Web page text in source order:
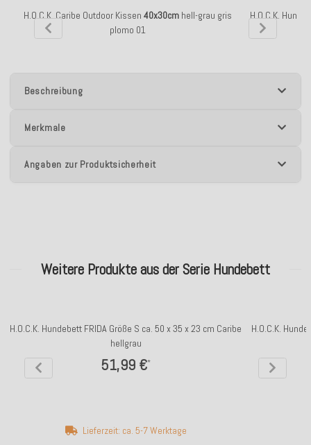
H.O.C.K. Caribe Outdoor Kissen 40x30cmhell-grau gris
plomo 01
H.O.C.K.
Beschreibung
Merkmale
Angaben zur Produktsicherheit
Weitere Produkte aus der Serie Hundebett
H.O.C.K. Hundebett FRIDA Größe S ca. 50 x 35 x 23 cm Caribe
hellgrau
51,99 €*
Lieferzeit: ca. 5-7 Werktage
H.O.C.K.